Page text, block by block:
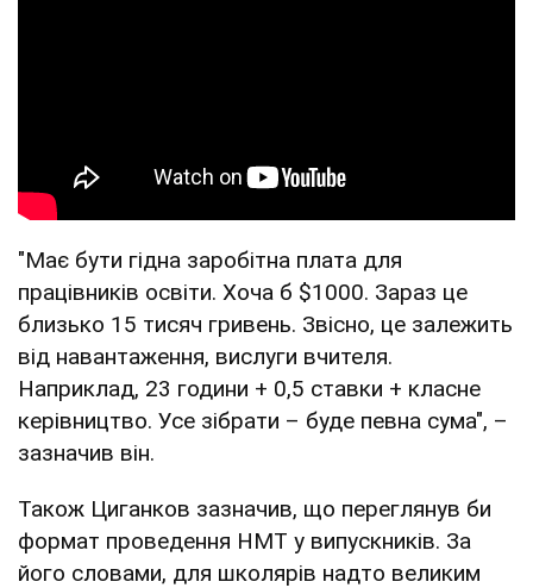
"Має бути гідна заробітна плата для
працівників освіти. Хоча б $1000. Зараз це
близько 15 тисяч гривень. Звісно, це залежить
від навантаження, вислуги вчителя.
Наприклад, 23 години + 0,5 ставки + класне
керівництво. Усе зібрати – буде певна сума", –
зазначив він.
Також Циганков зазначив, що переглянув би
формат проведення НМТ у випускників. За
його словами, для школярів надто великим